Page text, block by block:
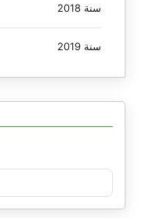
سنة 2018
سنة 2019